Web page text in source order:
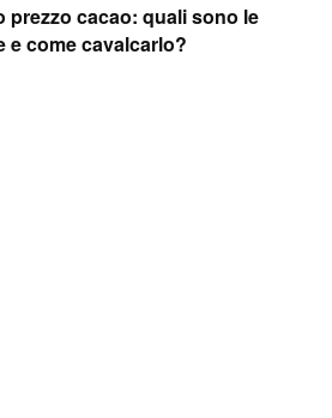
prezzo cacao: quali sono le
e come cavalcarlo?